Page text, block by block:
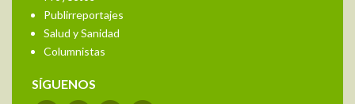
Publirreportajes
Salud y Sanidad
Columnistas
SÍGUENOS